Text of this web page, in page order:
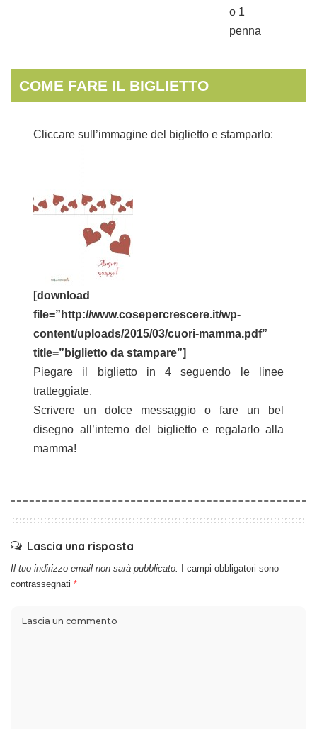
o 1
penna
COME FARE IL BIGLIETTO
Cliccare sull’immagine del biglietto e stamparlo:
[download
file=”http://www.cosepercrescere.it/wp-
content/uploads/2015/03/cuori-mamma.pdf”
title=”biglietto da stampare”]
Piegare il biglietto in 4 seguendo le linee
tratteggiate.
Scrivere un dolce messaggio o fare un bel
disegno all’interno del biglietto e regalarlo alla
mamma!
Lascia una risposta
Il tuo indirizzo email non sarà pubblicato.
I campi obbligatori sono
contrassegnati *